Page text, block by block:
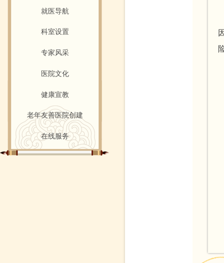
就医导航
科室设置
专家风采
医院文化
健康宣教
老年友善医院创建
在线服务